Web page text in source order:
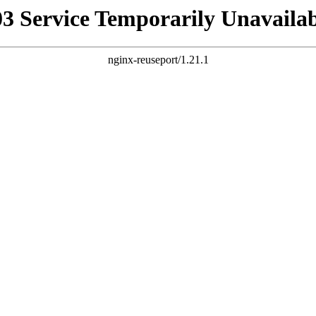
Service Temporarily
nginx-reuseport/1.21.1